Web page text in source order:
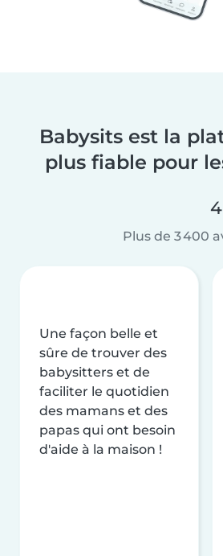
Babysits est la
plus fiable pour
Plus de 3 400
Une façon belle et
sûre de trouver des
babysitters et de
faciliter le quotidien
des mamans et des
papas qui ont besoin
d'aide à la maison !